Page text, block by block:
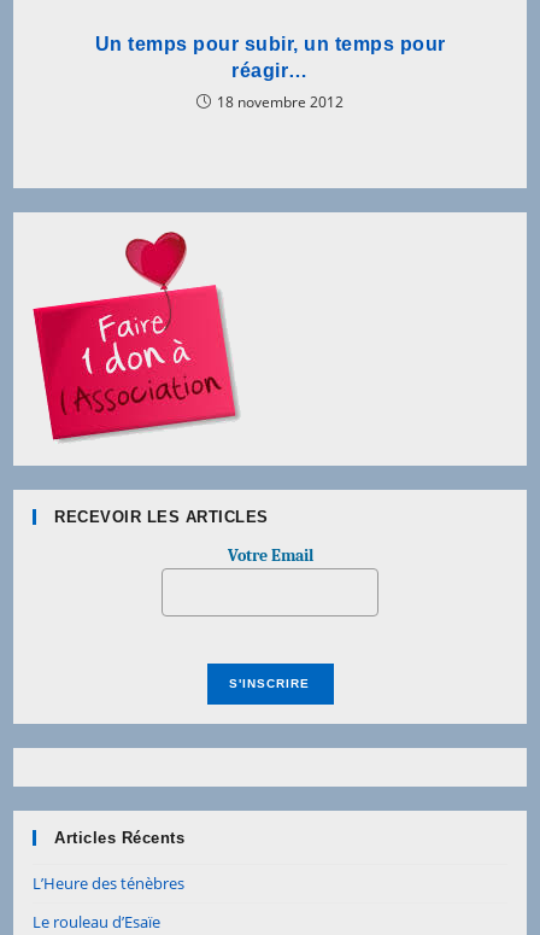
Un temps pour subir, un temps pour
réagir…
18 novembre 2012
RECEVOIR LES ARTICLES
Votre Email
Articles Récents
L’Heure des ténèbres
Le rouleau d’Esaïe